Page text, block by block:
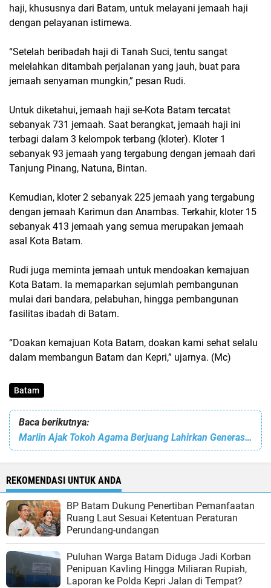
haji, khususnya dari Batam, untuk melayani jemaah haji
dengan pelayanan istimewa.
“Setelah beribadah haji di Tanah Suci, tentu sangat
melelahkan ditambah perjalanan yang jauh, buat para
jemaah senyaman mungkin,” pesan Rudi.
Untuk diketahui, jemaah haji se-Kota Batam tercatat
sebanyak 731 jemaah. Saat berangkat, jemaah haji ini
terbagi dalam 3 kelompok terbang (kloter). Kloter 1
sebanyak 93 jemaah yang tergabung dengan jemaah dari
Tanjung Pinang, Natuna, Bintan.
Kemudian, kloter 2 sebanyak 225 jemaah yang tergabung
dengan jemaah Karimun dan Anambas. Terkahir, kloter 15
sebanyak 413 jemaah yang semua merupakan jemaah
asal Kota Batam.
Rudi juga meminta jemaah untuk mendoakan kemajuan
Kota Batam. Ia memaparkan sejumlah pembangunan
mulai dari bandara, pelabuhan, hingga pembangunan
fasilitas ibadah di Batam.
“Doakan kemajuan Kota Batam, doakan kami sehat selalu
dalam membangun Batam dan Kepri,” ujarnya. (Mc)
Batam
Baca berikutnya:
Marlin Ajak Tokoh Agama Berjuang Lahirkan Generasi Berkarakter dan Berakhlak Mulia
REKOMENDASI UNTUK ANDA
BP Batam Dukung Penertiban Pemanfaatan
Ruang Laut Sesuai Ketentuan Peraturan
Perundang-undangan
Puluhan Warga Batam Diduga Jadi Korban
Penipuan Kavling Hingga Miliaran Rupiah,
Laporan ke Polda Kepri Jalan di Tempat?